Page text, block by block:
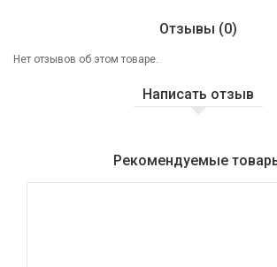
Отзывы (0)
Нет отзывов об этом товаре.
Написать отзыв
Рекомендуемые